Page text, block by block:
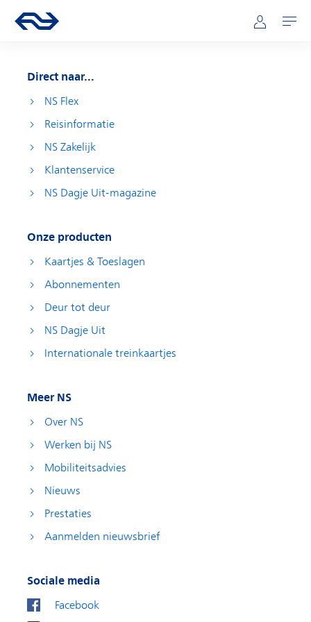
Hoofdnavigatie
Ga naar de homepage van ns.nl Mijn NS
Openen
Direct naar...
NS Flex
Reisinformatie
NS Zakelijk
Klantenservice
NS Dagje Uit-magazine
Onze producten
Kaartjes & Toeslagen
Abonnementen
Deur tot deur
NS Dagje Uit
Internationale treinkaartjes
Meer NS
Over NS
Werken bij NS
Mobiliteitsadvies
Nieuws
Prestaties
Aanmelden nieuwsbrief
Sociale media
Facebook